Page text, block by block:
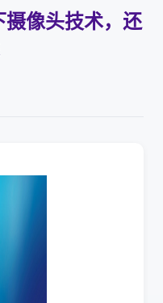
像头技术，还